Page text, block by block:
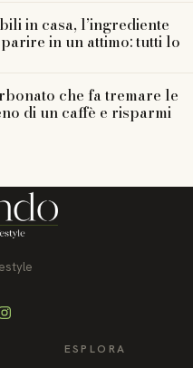
in casa, l’ingrediente
in un attimo: tutti lo
che fa tremare le
di un caffè e risparmi
Instagram
ESPLORA